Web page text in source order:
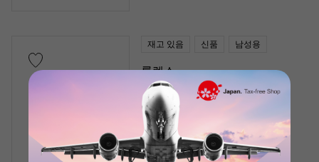
재고 있음 신품 남성용
롤렉스
데이트 저스트 41
모형: 126333
소매 가격 :
엔 (세금 포함)
은행 송금 · 대출 가격
¥3,340,000(세금 포함)